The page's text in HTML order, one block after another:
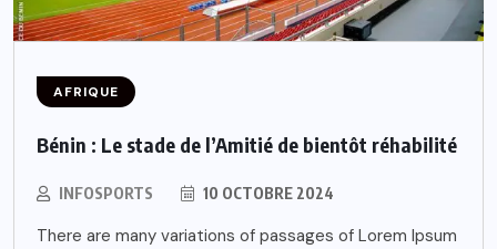
AFRIQUE
Bénin : Le stade de l’Amitié de bientôt réhabilité
INFOSPORTS 10 OCTOBRE 2024
There are many variations of passages of Lorem Ipsum